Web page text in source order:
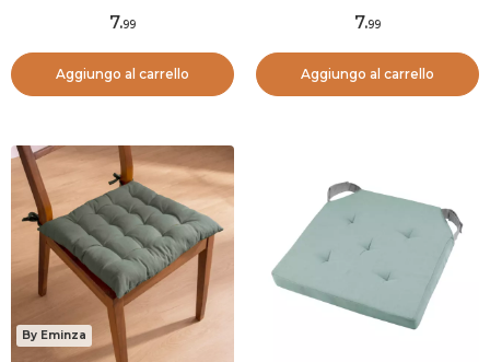
7.99
Aggiungo al carrello
7.99
Aggiungo al carrello
By Eminza